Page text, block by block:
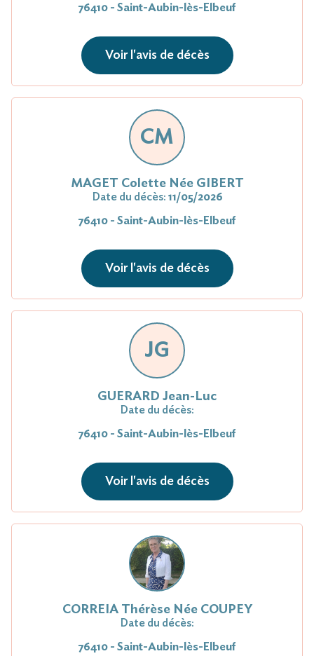
76410 - Saint-Aubin-lès-Elbeuf
Voir l'avis de décès
CM
MAGET Colette Née GIBERT
Date du décès: 11/05/2026
76410 - Saint-Aubin-lès-Elbeuf
Voir l'avis de décès
JG
GUERARD Jean-Luc
Date du décès:
76410 - Saint-Aubin-lès-Elbeuf
Voir l'avis de décès
CORREIA Thérèse Née COUPEY
Date du décès:
76410 - Saint-Aubin-lès-Elbeuf